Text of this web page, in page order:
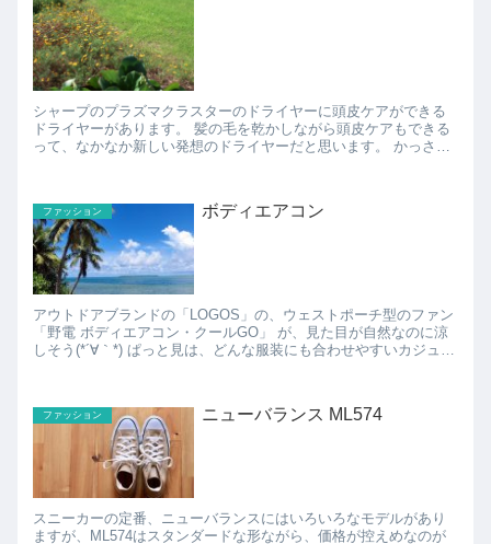
シャープのプラズマクラスターのドライヤーに頭皮ケアができる
ドライヤーがあります。 髪の毛を乾かしながら頭皮ケアもできる
って、なかなか新しい発想のドライヤーだと思います。 かっさと
ファッション ボディエアコン
アウトドアブランドの「LOGOS」の、ウェストポーチ型のファン
「野電 ボディエアコン・クールGO」 が、見た目が自然なのに涼
しそう(*´∀｀*) ぱっと見は、どんな服装にも合わせやすいカジュア
ファッション ニューバランス ML574
スニーカーの定番、ニューバランスにはいろいろなモデルがあり
ますが、ML574はスタンダードな形ながら、価格が控えめなのが